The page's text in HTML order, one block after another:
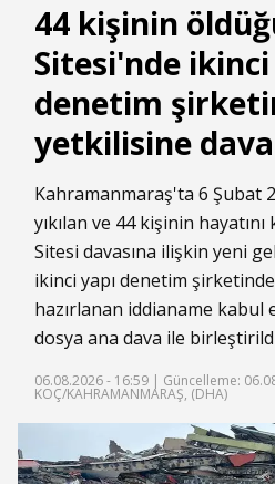
44 kişinin
Sitesi'nde ikinci
denetim
yetkilisine dava
Kahramanmaraş'ta 6 Şubat
yıkılan ve 44 kişinin
Sitesi davasına ilişkin yeni
ikinci yapı denetim
hazırlanan iddianame
dosya ana dava ile
06.08.2026 - 16:59 | Güncelleme:
KOÇ/KAHRAMANMARAŞ, (DHA)